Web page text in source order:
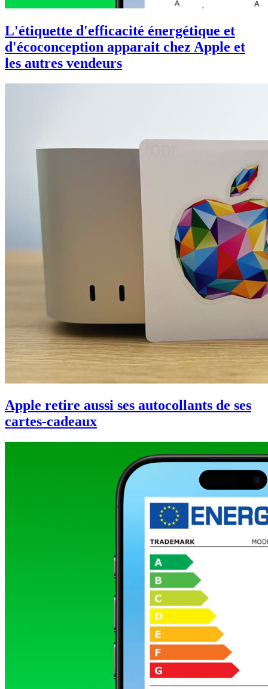
L'étiquette d'efficacité énergétique et
d'écoconception apparait chez Apple et
les autres vendeurs
Apple retire aussi ses autocollants de ses
cartes-cadeaux